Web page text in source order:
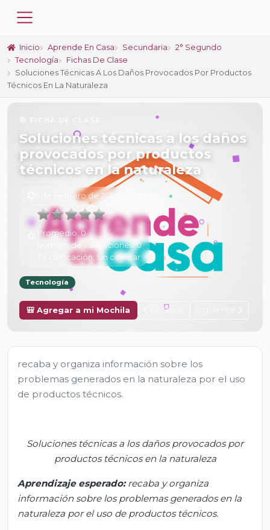
Inicio Aprende En Casa Secundaria
2° Segundo
Tecnología
Fichas De Clase
Soluciones Técnicas A Los Daños Provocados Por Productos
Técnicos En La Naturaleza
Soluciones técnicas a los daños
provocados por productos
técnicos en la naturaleza
6 de Febrero de 2025 a las 17:09
Promedio:0
Número de valoraciones:0
Tu calificación: Sin calificar
Tecnología
🎒 Agregar a mi Mochila Anterior
recaba y organiza información sobre los
problemas generados en la naturaleza por el uso
de productos técnicos.
Soluciones técnicas a los daños provocados por
productos técnicos en la naturaleza
Aprendizaje esperado:recaba y organiza
información sobre los problemas generados en la
naturaleza por el uso de productos técnicos.